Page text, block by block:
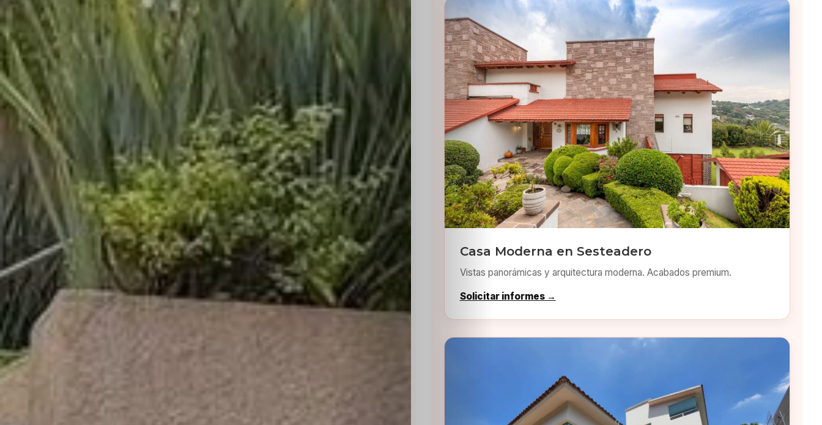
Inicio
Casting
Bershka
Casting
SHEIN
Casa Moderna en Sesteadero
Vistas panorámicas y arquitectura moderna. Acabados premium.
Solicitar informes →